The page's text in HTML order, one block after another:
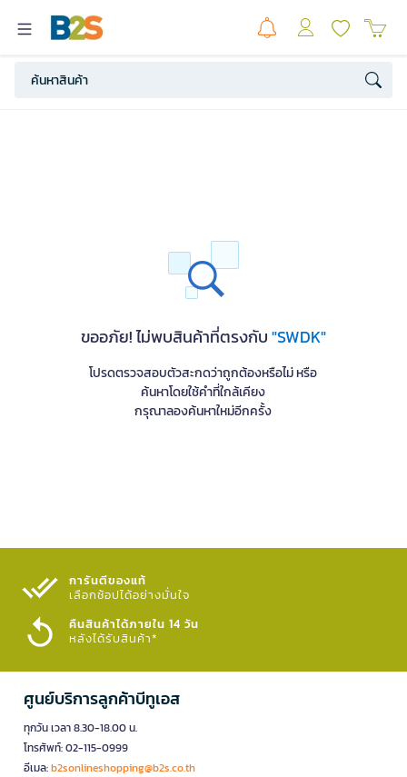
ขออภัย! ไม่พบสินค้าที่ตรงกับ"SWDK"
โปรดตรวจสอบตัวสะกดว่าถูกต้องหรือไม่ หรือ
ค้นหาโดยใช้คำที่ใกล้เคียง
กรุณาลองค้นหาใหม่อีกครั้ง
การันตีของแท้
เลือกช้อปได้อย่างมั่นใจ​
คืนสินค้าได้ภายใน 14 วัน
หลังได้รับสินค้า*
ศูนย์บริการลูกค้าบีทูเอส
ทุกวัน เวลา 8.30-18.00 น.
โทรศัพท์: 02-115-0999
อีเมล:b2sonlineshopping@b2s.co.th